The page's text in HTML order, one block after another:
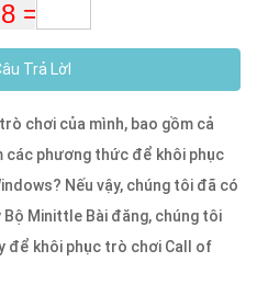
Trả LờI
chơi của mình, bao gồm cả
các phương thức để khôi phục
Nếu vậy, chúng tôi đã có
Minittle Bài đăng, chúng tôi
để khôi phục trò chơi Call of